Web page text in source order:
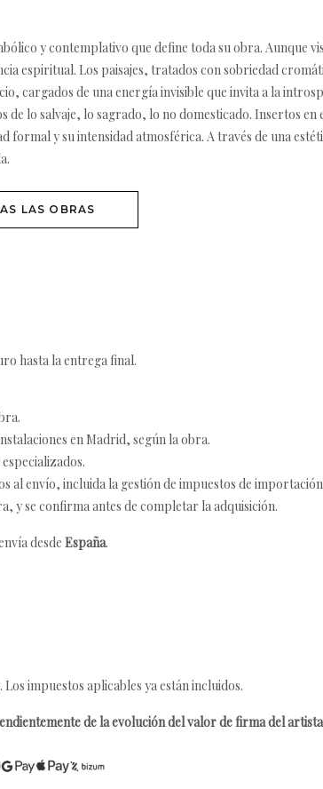
y contemplativo que define toda su obra. Aunque
espiritual. Los paisajes, tratados con sobriedad
cargados de una energía invisible que invita a la
lo salvaje, lo sagrado, lo no domesticado. Insertos en
y su intensidad atmosférica. A través de una
LAS OBRAS
hasta la entrega final.
en Madrid, según la obra.
envío, incluida la gestión de impuestos de
y se confirma antes de completar la adquisición.
desde España.
impuestos aplicables ya están incluidos.
de la evolución del valor de firma del